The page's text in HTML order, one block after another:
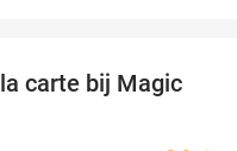
38%
carte bij Magic